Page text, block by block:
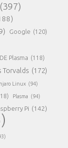
(397)
Google (120)
Plasma (118)
Torvalds (172)
Linux (94)
Plasma (94)
Pi (142)